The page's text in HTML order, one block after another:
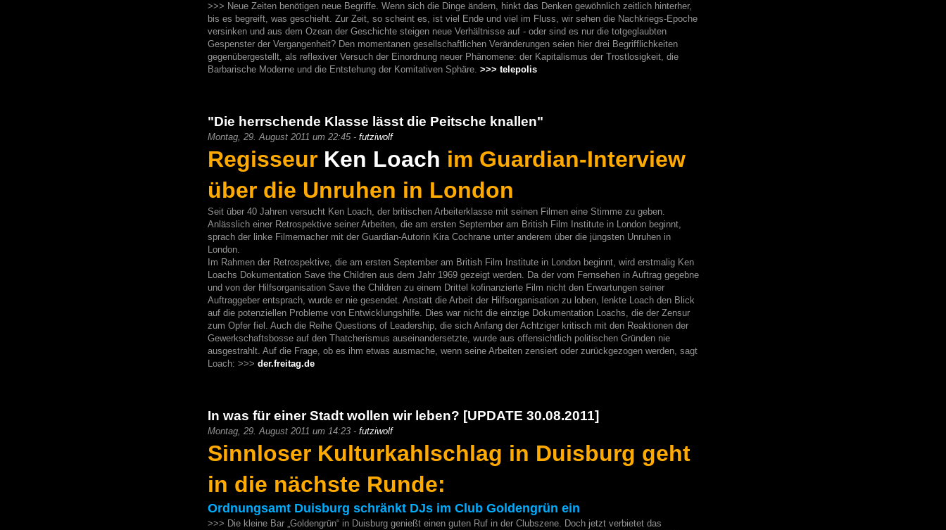
>>> Neue Zeiten benötigen neue Begriffe. Wenn sich die Dinge ändern, hinkt das Denken gewöhnlich zeitlich hinterher,
bis es begreift, was geschieht. Zur Zeit, so scheint es, ist viel Ende und viel im Fluss, wir sehen die Nachkriegs-Epoche
versinken und aus dem Ozean der Geschichte steigen neue Verhältnisse auf - oder sind es nur die totgeglaubten
Gespenster der Vergangenheit? Den momentanen gesellschaftlichen Veränderungen seien hier drei Begrifflichkeiten
gegenübergestellt, als reflexiver Versuch der Einordnung neuer Phänomene: der Kapitalismus der Trostlosigkeit, die
Barbarische Moderne und die Entstehung der Komitativen Sphäre. >>> telepolis
"Die herrschende Klasse lässt die Peitsche knallen"
Montag, 29. August 2011 um 22:45 - futziwolf
Regisseur Ken Loach im Guardian-Interview
über die Unruhen in London
Seit über 40 Jahren versucht Ken Loach, der britischen Arbeiterklasse mit seinen Filmen eine Stimme zu geben.
Anlässlich einer Retrospektive seiner Arbeiten, die am ersten September am British Film Institute in London beginnt,
sprach der linke Filmemacher mit der Guardian-Autorin Kira Cochrane unter anderem über die jüngsten Unruhen in
London.
Im Rahmen der Retrospektive, die am ersten September am British Film Institute in London beginnt, wird erstmalig Ken
Loachs Dokumentation Save the Children aus dem Jahr 1969 gezeigt werden. Da der vom Fernsehen in Auftrag gegebne
und von der Hilfsorganisation Save the Children zu einem Drittel kofinanzierte Film nicht den Erwartungen seiner
Auftraggeber entsprach, wurde er nie gesendet. Anstatt die Arbeit der Hilfsorganisation zu loben, lenkte Loach den Blick
auf die potenziellen Probleme von Entwicklungshilfe. Dies war nicht die einzige Dokumentation Loachs, die der Zensur
zum Opfer fiel. Auch die Reihe Questions of Leadership, die sich Anfang der Achtziger kritisch mit den Reaktionen der
Gewerkschaftsbosse auf den Thatcherismus auseinandersetzte, wurde aus offensichtlich politischen Gründen nie
ausgestrahlt. Auf die Frage, ob es ihm etwas ausmache, wenn seine Arbeiten zensiert oder zurückgezogen werden, sagt
Loach: >>> der.freitag.de
In was für einer Stadt wollen wir leben? [UPDATE 30.08.2011]
Montag, 29. August 2011 um 14:23 - futziwolf
Sinnloser Kulturkahlschlag in Duisburg geht
in die nächste Runde:
Ordnungsamt Duisburg schränkt DJs im Club Goldengrün ein
>>> Die kleine Bar „Goldengrün“ in Duisburg genießt einen guten Ruf in der Clubszene. Doch jetzt verbietet das